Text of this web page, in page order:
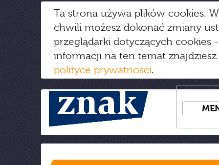
Ta strona używa plików cookies.
chwili możesz dokonać zmiany
przeglądarki dotyczących cookies
informacji na ten temat
polityce prywatności.